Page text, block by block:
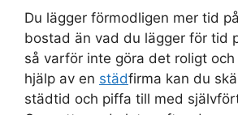
Du lägger förmodligen mer tid
bostad än vad du lägger för tid
så varför inte göra det roligt och
hjälp av en städfirma kan du
städtid och piffa till med